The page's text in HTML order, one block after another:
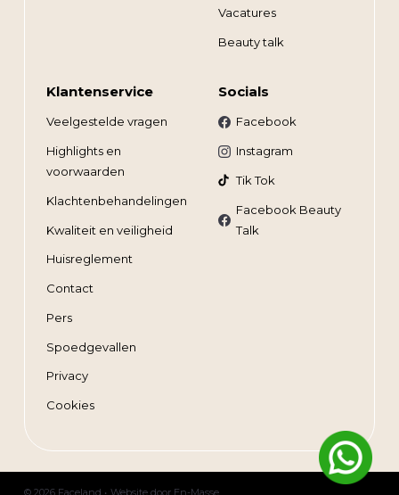
Vacatures
Beauty talk
Klantenservice
Veelgestelde vragen
Highlights en
voorwaarden
Klachtenbehandelingen
Kwaliteit en veiligheid
Huisreglement
Contact
Pers
Spoedgevallen
Privacy
Cookies
Socials
Facebook
Instagram
Tik Tok
Facebook Beauty
Talk